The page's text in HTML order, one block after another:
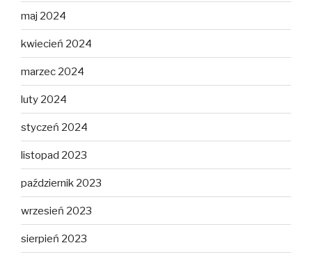
maj 2024
kwiecień 2024
marzec 2024
luty 2024
styczeń 2024
listopad 2023
październik 2023
wrzesień 2023
sierpień 2023